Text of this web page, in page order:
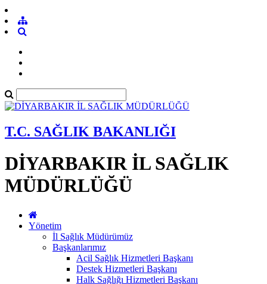
T.C. SAĞLIK BAKANLIĞI
DİYARBAKIR İL SAĞLIK
MÜDÜRLÜĞÜ
Yönetim
İl Sağlık Müdürümüz
Başkanlarımız
Acil Sağlık Hizmetleri Başkanı
Destek Hizmetleri Başkanı
Halk Sağlığı Hizmetleri Başkanı